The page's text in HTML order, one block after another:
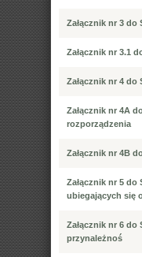
Załącznik nr 3 do
Załącznik nr 3.1
Załącznik nr 4 do
Załącznik nr 4A
rozporządzenia
Załącznik nr 4B
Załącznik nr 5
ubiegających się
Załącznik nr 6
przynależnoś